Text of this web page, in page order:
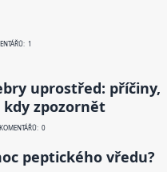
1
uprostřed: příčiny,
zpozornět
0
peptického vředu?